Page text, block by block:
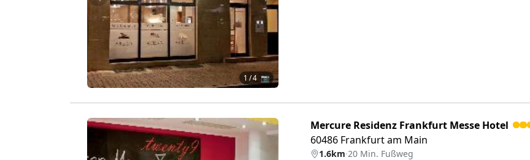
Zurück Weiter
1 / 4 📷
Mercure Residenz Frankfurt Messe Hotel
60486 Frankfurt am Main
1.6km·20 Min. Fußweg